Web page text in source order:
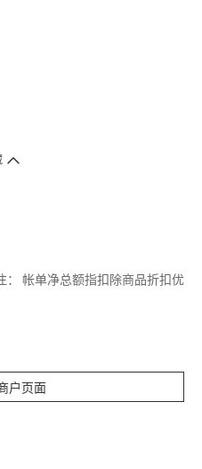
： 帐单净总额指扣除商品折扣优
户页面